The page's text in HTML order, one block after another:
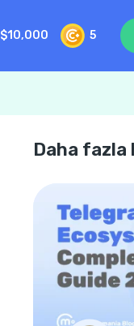
$10,000 5
Daha fazla